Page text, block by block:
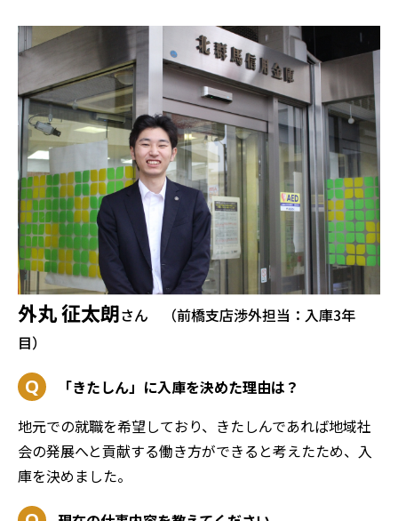
外丸 征太朗さん （前橋支店渉外担当：入庫3年
目）
「きたしん」に入庫を決めた理由は？
地元での就職を希望しており、きたしんであれば地域社
会の発展へと貢献する働き方ができると考えたため、入
庫を決めました。